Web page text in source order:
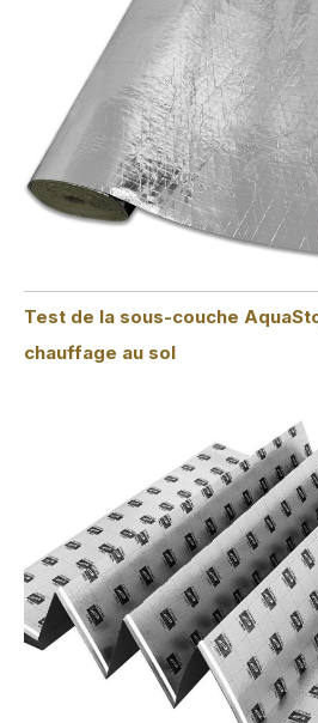
Test de la sous-couche
chauffage au sol